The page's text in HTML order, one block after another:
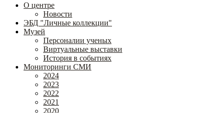
О центре
Новости
ЭБД "Личные коллекции"
Музей
Персоналии ученых
Виртуальные выставки
История в событиях
Мониторинги СМИ
2024
2023
2022
2021
2020